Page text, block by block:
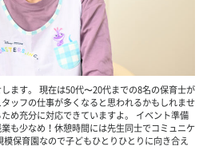
ます。 現在は50代〜20代までの8名の保育士が
ッフの仕事が多くなると思われるかもしれませ
め充分に対応できていますよ。 イベント準備
も少なめ！休憩時間には先生同士でコミュニケ
保育園なので子どもひとりひとりに向き合え